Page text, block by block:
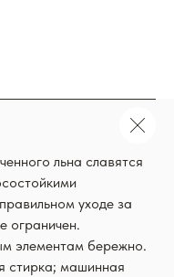
льна славятся
уходе за
ограничен.
элементам бережно.
стирка; машинная